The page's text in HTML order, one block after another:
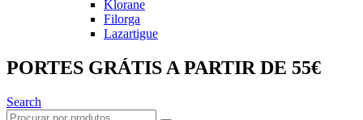
Klorane
Filorga
Lazartigue
PORTES GRÁTIS A PARTIR DE 55€
Search